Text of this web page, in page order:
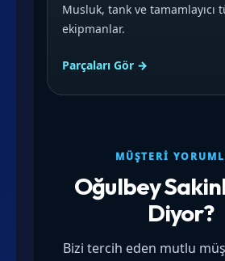
Musluk, tank ve tamamlayıcı
ekipmanlar.
Parçaları Gör →
MÜŞTERI
Oğulbey
Diyor?
Bizi tercih eden mutlu